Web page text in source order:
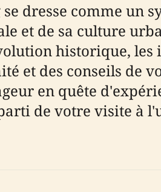
dresse comme un
et de sa culture
historique,
et des conseils de
en quête
de votre visite à